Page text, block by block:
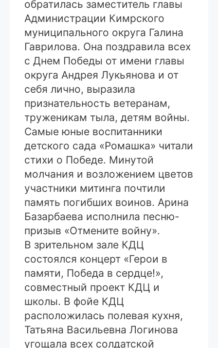
обратилась заместитель главы
Администрации Кимрского
муниципального округа Галина
Гаврилова. Она поздравила всех
с Днем Победы от имени главы
округа Андрея Лукьянова и от
себя лично, выразила
признательность ветеранам,
труженикам тыла, детям войны.
Самые юные воспитанники
детского сада «Ромашка» читали
стихи о Победе. Минутой
молчания и возложением цветов
участники митинга почтили
память погибших воинов. Арина
Базарбаева исполнила песню-
призыв «Отмените войну».
В зрительном зале КДЦ
состоялся концерт «Герои в
памяти, Победа в сердце!»,
совместный проект КДЦ и
школы. В фойе КДЦ
расположилась полевая кухня,
Татьяна Васильевна Логинова
угощала всех солдатской